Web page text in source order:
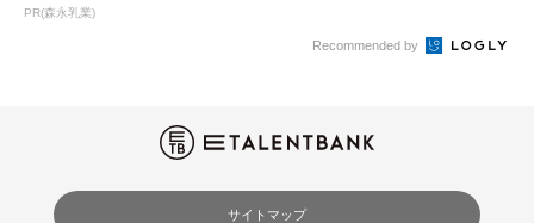
PR(森永乳業)
Recommended by
サイトマップ